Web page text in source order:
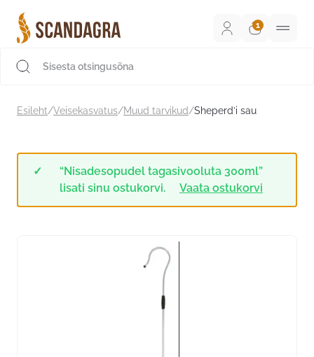
sisu
juurde
Esileht/Veisekasvatus/Muud tarvikud/Sheperd’i sau
“Nisadesopudel tagasivooluta 300ml”
lisati sinu ostukorvi.
Vaata ostukorvi